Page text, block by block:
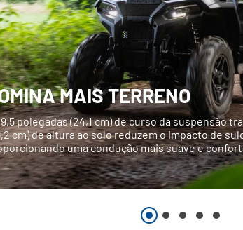
MAIS TERRENO
polegadas (24,1 cm) de curso da suspensão
cm) de altura ao solo reduzem o impacto de
uma condução mais suave e